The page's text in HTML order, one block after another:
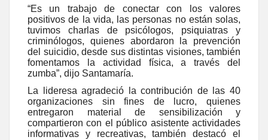
“Es un trabajo de conectar con los valores
positivos de la vida, las personas no están solas,
tuvimos charlas de psicólogos, psiquiatras y
criminólogos, quienes abordaron la prevención
del suicidio, desde sus distintas visiones, también
fomentamos la actividad física, a través del
zumba”, dijo Santamaría.
La lideresa agradeció la contribución de las 40
organizaciones sin fines de lucro, quienes
entregaron material de sensibilización y
compartieron con el público asistente actividades
informativas y recreativas, también destacó el